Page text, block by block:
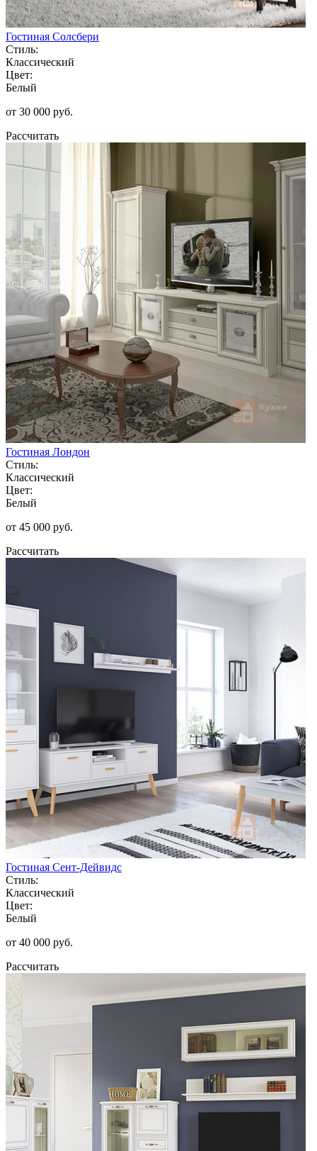
Гостиная Солсбери
Стиль:
Классический
Цвет:
Белый
от 30 000 руб.
Рассчитать
Гостиная Лондон
Стиль:
Классический
Цвет:
Белый
от 45 000 руб.
Рассчитать
Гостиная Сент-Дейвидс
Стиль:
Классический
Цвет:
Белый
от 40 000 руб.
Рассчитать